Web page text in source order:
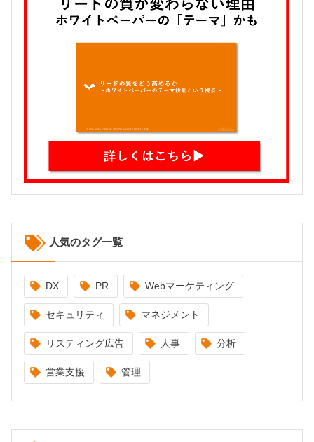
人気のタグ一覧
DX PR Webマーケティング
セキュリティ マネジメント
リスティング広告 人事 分析
営業支援 管理